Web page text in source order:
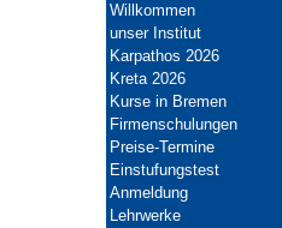
Willkommen
unser Institut
Karpathos 2026
Kreta 2026
Kurse in Bremen
Firmenschulungen
Preise-Termine
Einstufungstest
Anmeldung
Lehrwerke